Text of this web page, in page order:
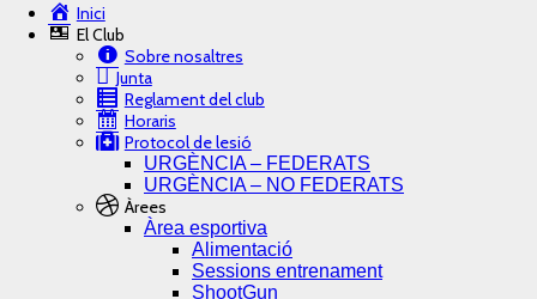
Inici
El Club
Sobre nosaltres
Junta
Reglament del club
Horaris
Protocol de lesió
URGÈNCIA – FEDERATS
URGÈNCIA – NO FEDERATS
Àrees
Àrea esportiva
Alimentació
Sessions entrenament
ShootGun